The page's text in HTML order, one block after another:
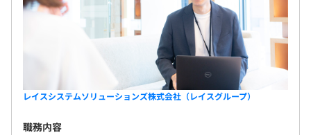
レイスシステムソリューションズ株式会社（レイスグループ）
職務内容